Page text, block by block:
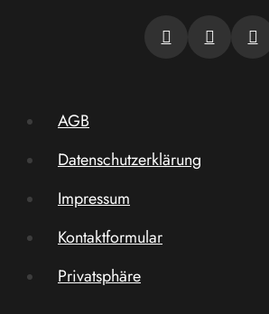
AGB
Datenschutzerklärung
Impressum
Kontaktformular
Privatsphäre